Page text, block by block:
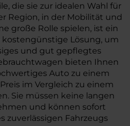
die sie zur idealen Wahl für
Region, in der Mobilität und
große Rolle spielen, ist ein
Lösung, um
und gut gepflegtes
bieten Ihnen
Auto zu einem
im Vergleich zu einem
Sie müssen keine langen
und können sofort
zuverlässigen Fahrzeugs